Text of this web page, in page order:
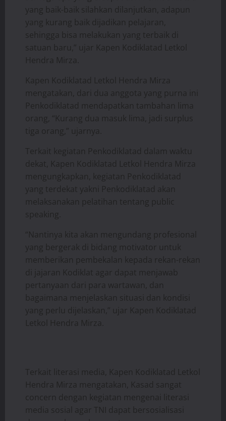
yang baik-baik silahkan dilanjutkan, adapun
yang kurang baik dijadikan pelajaran,
sehingga bisa melakukan yang terbaik di
satuan baru,” ujar Kapen Kodiklatad Letkol
Hendra Mirza.
Kapen Kodiklatad Letkol Hendra Mirza
mengatakan, dari dua anggota yang purna ini
Penkodiklatad mendapatkan tambahan lima
orang, “Kurang dua masuk lima, jadi surplus
tiga orang,” ujarnya.
Terkait kegiatan Penkodiklatad dalam waktu
dekat, Kapen Kodiklatad Letkol Hendra Mirza
mengungkapkan, kegiatan Penkodiklatad
yang terdekat yakni Penkodiklatad akan
melaksanakan pelatihan tentang public
speaking.
“Nantinya kita akan mengundang profesional
yang bergerak di bidang motivator untuk
memberikan pembekalan kepada rekan-rekan
di jajaran Kodiklat agar dapat menjawab
pertanyaan dari para wartawan, dan
bagaimana menjelaskan situasi dan kondisi
yang perlu dijelaskan,” ujar Kapen Kodiklatad
Letkol Hendra Mirza.
Terkait literasi media, Kapen Kodiklatad Letkol
Hendra Mirza mengatakan, Kasad sangat
concern dengan kegiatan mengenai literasi
media sosial agar TNI dapat bersosialisasi